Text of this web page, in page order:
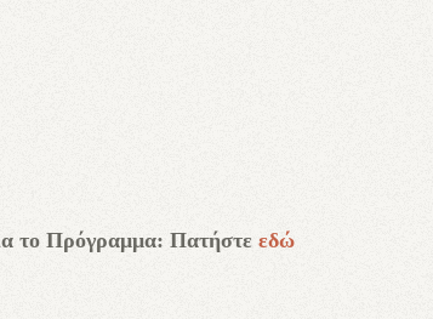
το Πρόγραμμα: Πατήστε εδώ